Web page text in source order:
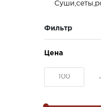
Фильтр
Цена